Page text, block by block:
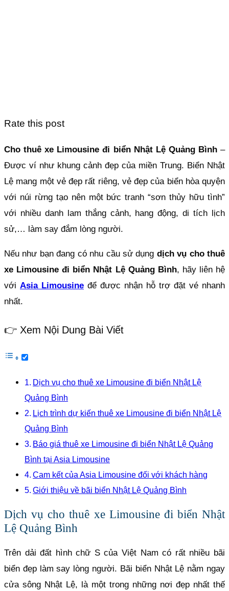
Rate this post
Cho thuê xe Limousine đi biển Nhật Lệ Quảng Bình–
Được ví như khung cảnh đẹp của miền Trung. Biển Nhật
Lệ mang một vẻ đẹp rất riêng, vẻ đẹp của biển hòa quyện
với núi rừng tạo nên một bức tranh “sơn thủy hữu tình”
với nhiều danh lam thắng cảnh, hang động, di tích lịch
sử,… làm say đắm lòng người.
Nếu như bạn đang có nhu cầu sử dụng dịch vụ cho thuê
xe Limousine đi biển Nhật Lệ Quảng Bình, hãy liên hệ
với Asia Limousine để được nhận hỗ trợ đặt vé nhanh
nhất.
👉 Xem Nội Dung Bài Viết
Dịch vụ cho thuê xe Limousine đi biển Nhật Lệ
Quảng Bình
Lịch trình dự kiến thuê xe Limousine đi biển Nhật Lệ
Quảng Bình
Báo giá thuê xe Limousine đi biển Nhật Lệ Quảng
Bình tại Asia Limousine
Cam kết của Asia Limousine đối với khách hàng
Giới thiệu về bãi biển Nhật Lệ Quảng Bình
Dịch vụ cho thuê xe Limousine đi biển Nhật
Lệ Quảng Bình
Trên dải đất hình chữ S của Việt Nam có rất nhiều bãi
biển đẹp làm say lòng người. Bãi biển Nhật Lệ nằm ngay
cửa sông Nhật Lệ, là một trong những nơi đẹp nhất thế